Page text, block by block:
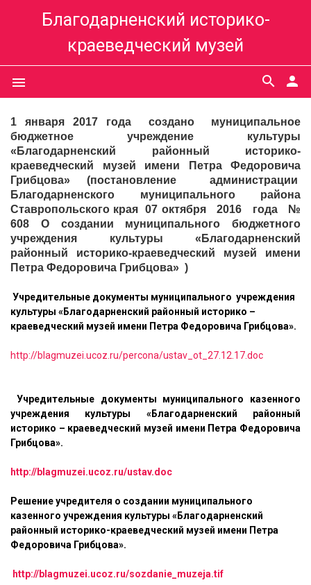
Благодарненский историко-
краеведческий музей
menu person
search
1 января 2017 года создано муниципальное
бюджетное учреждение культуры
«Благодарненский районный историко-
краеведческий музей имени Петра Федоровича
Грибцова» (постановление администрации
Благодарненского муниципального района
Ставропольского края 07 октября 2016 года №
608 О создании муниципального бюджетного
учреждения культуры «Благодарненский
районный историко-краеведческий музей имени
Петра Федоровича Грибцова» )
Учредительные документы муниципального учреждения
культуры «Благодарненский районный историко –
краеведческий музей имени Петра Федоровича Грибцова».
http://blagmuzei.ucoz.ru/percona/ustav_ot_27.12.17.doc
Учредительные документы муниципального казенного
учреждения культуры «Благодарненский районный
историко – краеведческий музей имени Петра Федоровича
Грибцова».
http://blagmuzei.ucoz.ru/ustav.doc
Решение учредителя о создании муниципального
казенного учреждения культуры «Благодарненский
районный историко-краеведческий музей имени Петра
Федоровича Грибцова».
http://blagmuzei.ucoz.ru/sozdanie_muzeja.tif